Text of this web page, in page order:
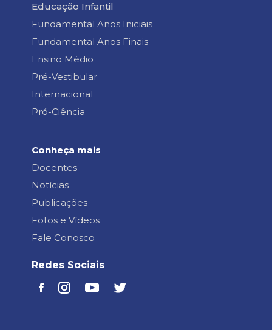
Educação Infantil
Fundamental Anos Iniciais
Fundamental Anos Finais
Ensino Médio
Pré-Vestibular
Internacional
Pró-Ciência
Conheça mais
Docentes
Notícias
Publicações
Fotos e Vídeos
Fale Conosco
Redes Sociais